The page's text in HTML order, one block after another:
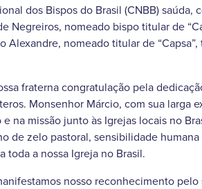
dos Bispos do Brasil (CNBB) saúda,
Negreiros, nomeado bispo titular de
Alexandre, nomeado titular de
fraterna congratulação pela
Monsenhor Márcio, com sua larga
na missão junto às Igrejas locais no
de zelo pastoral, sensibilidade
toda a nossa Igreja no Brasil.
nosso reconhecimento